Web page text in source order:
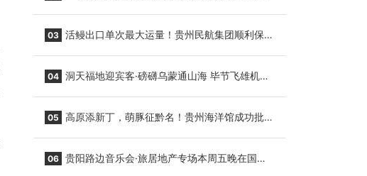
03 活鳗出口单次最大运量！贵州民航集团顺利保障
04 洞天福地迎宾客·磅礴乌蒙通山海 毕节飞雄机场
05 高原添新丁，萌豚征黔名！贵州海洋馆成功批量
06 贵阳路边音乐会·旅居地产专场本周五晚在国际